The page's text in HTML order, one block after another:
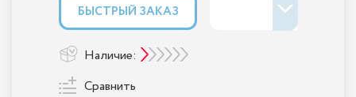
БЫСТРЫЙ ЗАКАЗ
Наличие:
Сравнить